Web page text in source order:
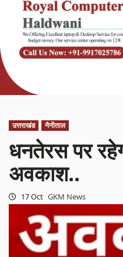
उत्तराखंड नैनीताल
धनतेरस पर
अवकाश..
17 Oct GKM News